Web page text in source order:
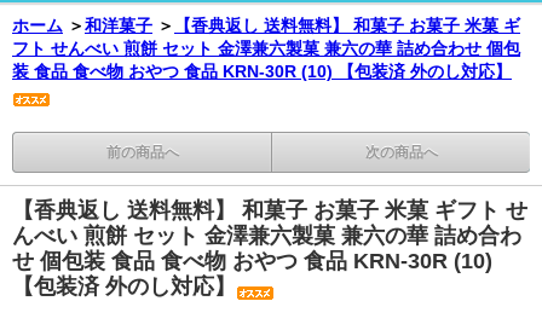
ホーム ＞和洋菓子 ＞
【香典返し 送料無料】 和菓子 お菓子 米菓 ギ
フト せんべい 煎餅 セット 金澤兼六製菓 兼六の華 詰め合わせ 個包
装 食品 食べ物 おやつ 食品 KRN-30R (10) 【包装済 外のし対応】
前の商品へ 次の商品へ
【香典返し 送料無料】 和菓子 お菓子 米菓 ギフト せ
んべい 煎餅 セット 金澤兼六製菓 兼六の華 詰め合わ
せ 個包装 食品 食べ物 おやつ 食品 KRN-30R (10)
【包装済 外のし対応】